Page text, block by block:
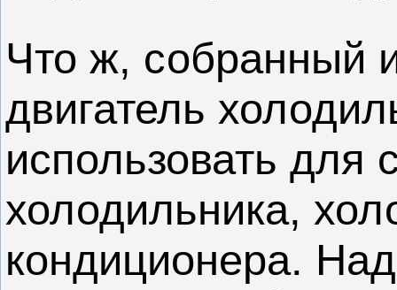
Что ж, собранный
двигатель
использовать для
холодильника,
кондиционера.